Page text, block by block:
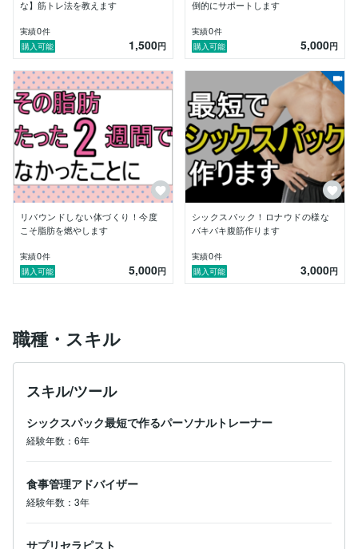
パックとなる。
・トレーニング・食事・睡眠のみならずサプリについて
も熟知。
効果を最大限に引き出し、お腹周りの脂肪燃焼スピー
ドを3倍以上に
する。
【プロフィール】
こんにちは！
普通の体型からでもシックスパックをたった90日で作
り上げるシックスパックメーカー中川 湧仁＠シックス
パック90代表です。
現在、「最短でシックスパックを作り上げたい」「外国
一人ひとりが最短でシックスパックになれる様、
腹筋をメインとしたトレーニング、お腹周りの脂肪をそ
ぎ落とす食事・サプリ、またそれらを継続できるようメ
効率的にシックスパックになれることを目指しておりま
僕自身もボクシングやフィジークを経験し、20KG以上
せ、数多くのシックスパックを作り上げてきた実績もあ
ります。
な】筋トレ法を教えます
実績0件
購入可能
1,500円
倒的にサポートします
実績0件
購入可能
5,000円
リバウンドしない体づくり！今度
こそ脂肪を燃やします
実績0件
購入可能
5,000円
シックスパック！ロナウドの様な
バキバキ腹筋作ります
実績0件
購入可能
3,000円
職種・スキル
スキル/ツール
シックスパック最短で作るパーソナルトレーナー
経験年数：6年
食事管理アドバイザー
経験年数：3年
サプリセラピスト